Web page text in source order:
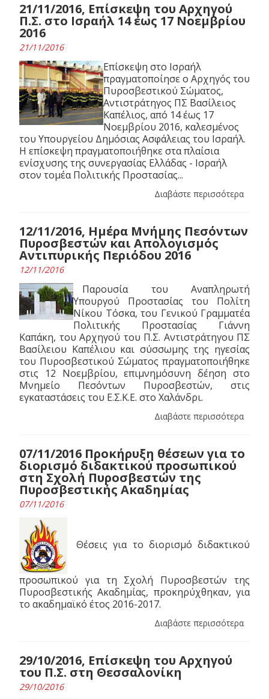
21/11/2016, Επίσκεψη του Αρχηγού
Π.Σ. στο Ισραήλ 14 έως 17 Νοεμβρίου
2016
21/11/2016
Επίσκεψη στο Ισραήλ
πραγματοποίησε ο Αρχηγός του
Πυροσβεστικού Σώματος,
Αντιστράτηγος ΠΣ Βασίλειος
Καπέλιος, από 14 έως 17
Νοεμβρίου 2016, καλεσμένος
του Υπουργείου Δημόσιας Ασφάλειας του Ισραήλ.
Η επίσκεψη πραγματοποιήθηκε στα πλαίσια
ενίσχυσης της συνεργασίας Ελλάδας - Ισραήλ
στον τομέα Πολιτικής Προστασίας...
Διαβάστε περισσότερα
12/11/2016, Ημέρα Μνήμης Πεσόντων
Πυροσβεστών και Απολογισμός
Αντιπυρικής Περιόδου 2016
12/11/2016
Παρουσία του Αναπληρωτή
Υπουργού Προστασίας του Πολίτη
Νίκου Τόσκα, του Γενικού Γραμματέα
Πολιτικής Προστασίας Γιάννη
Καπάκη, του Αρχηγού του Π.Σ. Αντιστράτηγου ΠΣ
Βασίλειου Καπέλιου και σύσσωμης της ηγεσίας
του Πυροσβεστικού Σώματος πραγματοποιήθηκε
στις 12 Νοεμβρίου, επιμνημόσυνη δέηση στο
Μνημείο Πεσόντων Πυροσβεστών, στις
εγκαταστάσεις του Ε.Σ.Κ.Ε. στο Χαλάνδρι.
Διαβάστε περισσότερα
07/11/2016 Προκήρυξη θέσεων για το
διορισμό διδακτικού προσωπικού
στη Σχολή Πυροσβεστών της
Πυροσβεστικής Ακαδημίας
07/11/2016
Θέσεις για το διορισμό διδακτικού
προσωπικού για τη Σχολή Πυροσβεστών της
Πυροσβεστικής Ακαδημίας, προκηρύχθηκαν, για
το ακαδημαϊκό έτος 2016-2017.
Διαβάστε περισσότερα
29/10/2016, Επίσκεψη του Αρχηγού
του Π.Σ. στη Θεσσαλονίκη
29/10/2016